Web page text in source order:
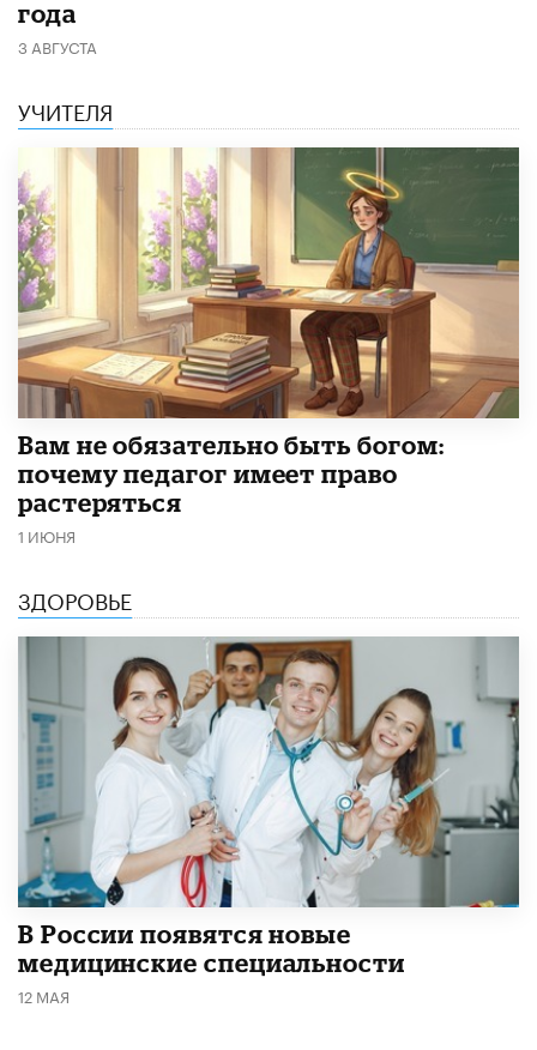
года
3 АВГУСТА
УЧИТЕЛЯ
​Вам не обязательно быть богом:
почему педагог имеет право
растеряться
1 ИЮНЯ
ЗДОРОВЬЕ
В России появятся новые
медицинские специальности
12 МАЯ